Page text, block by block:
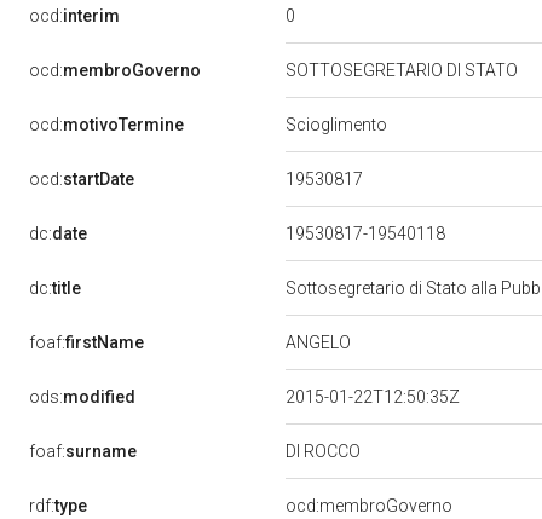
ocd:interim 0
ocd:membroGoverno SOTTOSEGRETARIO DI STATO
ocd:motivoTermine Scioglimento
ocd:startDate 19530817
dc:date 19530817-19540118
dc:title Sottosegretario di Stato alla
foaf:firstName ANGELO
ods:modified 2015-01-22T12:50:35Z
foaf:surname DI ROCCO
rdf:type
ocd:membroGoverno